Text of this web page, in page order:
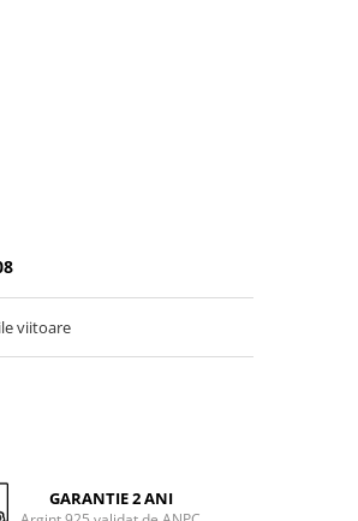
viitoare
GARANTIE 2 ANI